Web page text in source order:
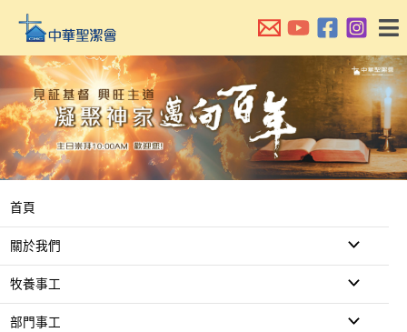
主
內
容
首頁
關於我們
牧養事工
部門事工